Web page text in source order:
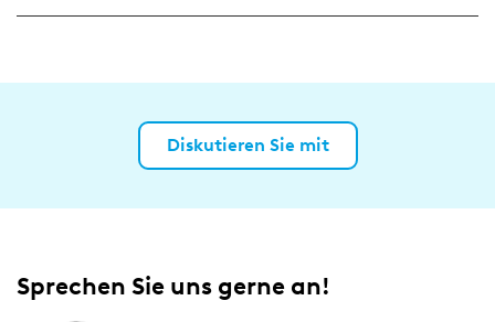
Diskutieren Sie mit
Sprechen Sie uns gerne an!